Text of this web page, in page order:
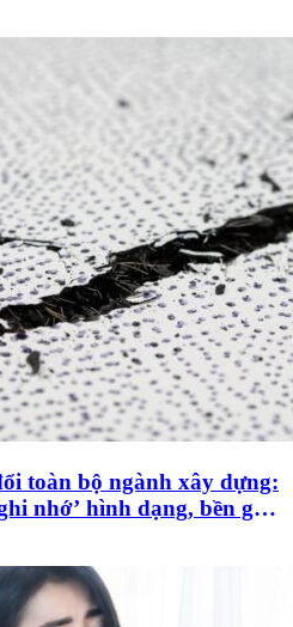
toàn bộ ngành xây dựng:
nhớ’ hình dạng, bền gấp